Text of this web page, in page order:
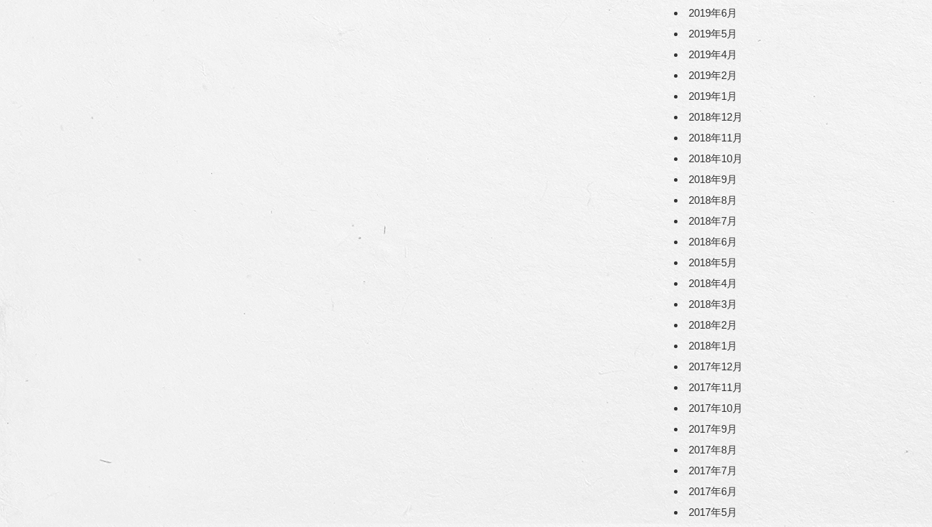
2019年6月
2019年5月
2019年4月
2019年2月
2019年1月
2018年12月
2018年11月
2018年10月
2018年9月
2018年8月
2018年7月
2018年6月
2018年5月
2018年4月
2018年3月
2018年2月
2018年1月
2017年12月
2017年11月
2017年10月
2017年9月
2017年8月
2017年7月
2017年6月
2017年5月